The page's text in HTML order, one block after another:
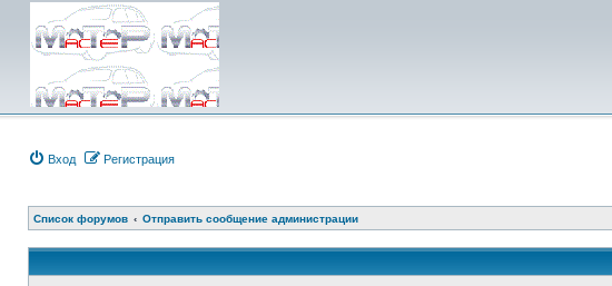
Вход Регистрация
Список форумов Отправить сообщение администрации